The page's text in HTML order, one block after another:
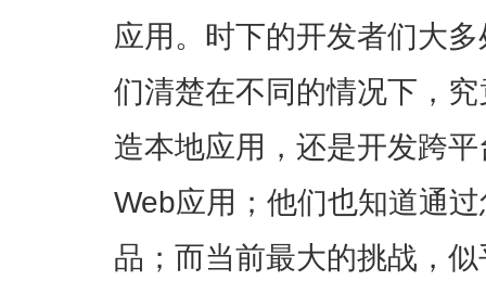
应用。时下的开发者们大
们清楚在不同的情况下，
造本地应用，还是开发跨
Web应用；他们也知道通
品；而当前最大的挑战，